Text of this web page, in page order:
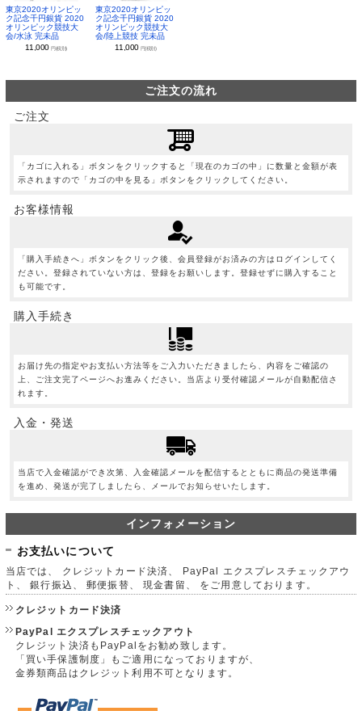
東京2020オリンピッ
ク記念千円銀貨 2020
オリンピック競技大
会/水泳 完未品
11,000円(税別)
東京2020オリンピッ
ク記念千円銀貨 2020
オリンピック競技大
会/陸上競技 完未品
11,000 円(税別)
ご注文の流れ
ご注文
「カゴに入れる」ボタンをクリックすると「現在のカゴの中」に数量と金額が表
示されますので「カゴの中を見る」ボタンをクリックしてください。
お客様情報
「購入手続きへ」ボタンをクリック後、会員登録がお済みの方はログインしてく
ださい。登録されていない方は、登録をお願いします。登録せずに購入すること
も可能です。
購入手続き
お届け先の指定やお支払い方法等をご入力いただきましたら、内容をご確認の
上、ご注文完了ページへお進みください。当店より受付確認メールが自動配信さ
れます。
入金・発送
当店で入金確認ができ次第、入金確認メールを配信するとともに商品の発送準備
を進め、発送が完了しましたら、メールでお知らせいたします。
インフォメーション
お支払いについて
当店では、 クレジットカード決済、 PayPal エクスプレスチェックアウ
ト、 銀行振込、 郵便振替、 現金書留、 をご用意しております。
クレジットカード決済
PayPal エクスプレスチェックアウト
クレジット決済もPayPalをお勧め致します。
「買い手保護制度」もご適用になっておりますが、
金券類商品はクレジット利用不可となります。